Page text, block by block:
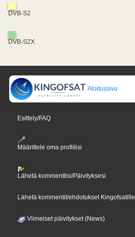
DVB-S2
DVB-S2X
Aloitussivu
Esittely/FAQ
Määrittele oma profiilisi
Lähetä kommenttisi/Päivityksesi
Lähetä kommentit/ehdotukset Kingofsatille
Viimeiset päivitykset (News)